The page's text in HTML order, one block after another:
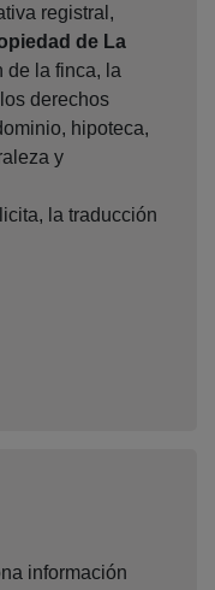
registral,
de La
de la finca, la
derechos
hipoteca,
y
la traducción
información